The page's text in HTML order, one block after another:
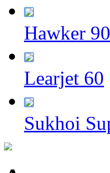
Hawker
Learjet 60
Sukhoi